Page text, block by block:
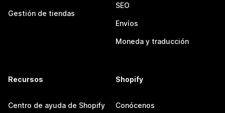
Gestión de tiendas
SEO
Envíos
Moneda y traducción
Recursos
Centro de ayuda de Shopify
Shopify
Conócenos